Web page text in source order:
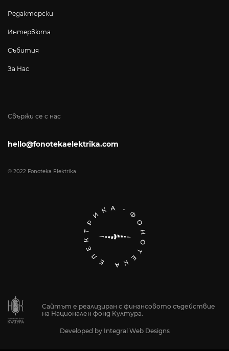
Свържи се с нас
hello@fonotekaelektrika.com
© 2022 Fonoteka Elektrika
Редакторски
Интервюта
Събития
За Нас
Сайтът е реализиран с финансовото съдействие
на Национален фонд Култура.
Developed by Integral Web Designs